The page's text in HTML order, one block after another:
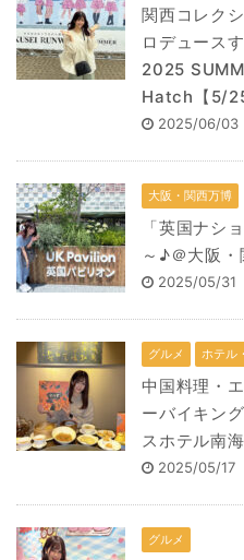
関西コレク
ロデュース
2025
Hatch【5/25
2025/06/03
大阪・関西万博
「英国ナシ
～♪＠大阪・
2025/05/31
グルメ ホテル
中国料理・
ーバイキン
スホテル南
2025/05/17
グルメ